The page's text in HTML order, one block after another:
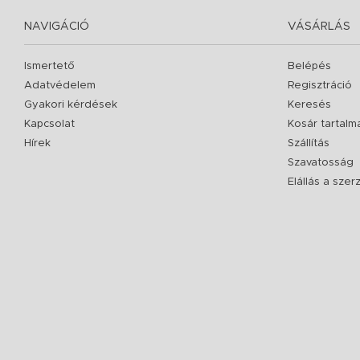
NAVIGÁCIÓ
Ismertető
Adatvédelem
Gyakori kérdések
Kapcsolat
Hírek
VÁSÁRLÁS
Belépés
Regisztráció
Keresés
Kosár
Szállítás
Szavatosság
Elállás a